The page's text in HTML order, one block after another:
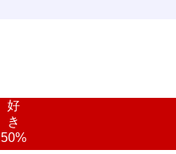
好
き
50%